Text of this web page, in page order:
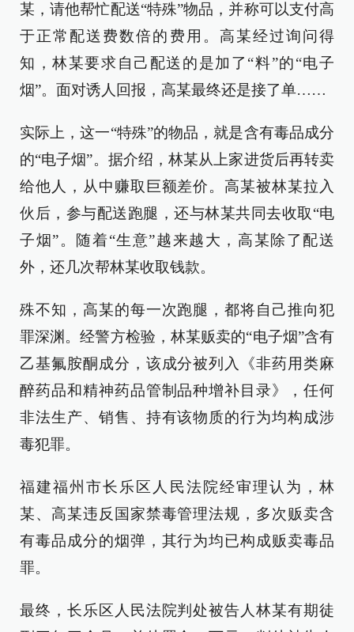
某，请他帮忙配送“特殊”物品，并称可以支付高
于正常配送费数倍的费用。高某经过询问得
知，林某要求自己配送的是加了“料”的“电子
烟”。面对诱人回报，高某最终还是接了单……
实际上，这一“特殊”的物品，就是含有毒品成分
的“电子烟”。据介绍，林某从上家进货后再转卖
给他人，从中赚取巨额差价。高某被林某拉入
伙后，参与配送跑腿，还与林某共同去收取“电
子烟”。随着“生意”越来越大，高某除了配送
外，还几次帮林某收取钱款。
殊不知，高某的每一次跑腿，都将自己推向犯
罪深渊。经警方检验，林某贩卖的“电子烟”含有
乙基氟胺酮成分，该成分被列入《非药用类麻
醉药品和精神药品管制品种增补目录》，任何
非法生产、销售、持有该物质的行为均构成涉
毒犯罪。
福建福州市长乐区人民法院经审理认为，林
某、高某违反国家禁毒管理法规，多次贩卖含
有毒品成分的烟弹，其行为均已构成贩卖毒品
罪。
最终，长乐区人民法院判处被告人林某有期徒